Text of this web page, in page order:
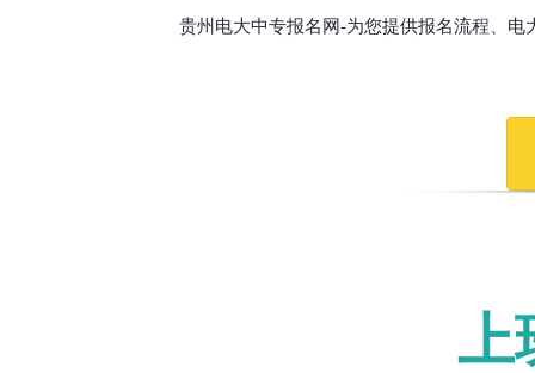
贵州电大中专报名网-为您提供报名流程、
上